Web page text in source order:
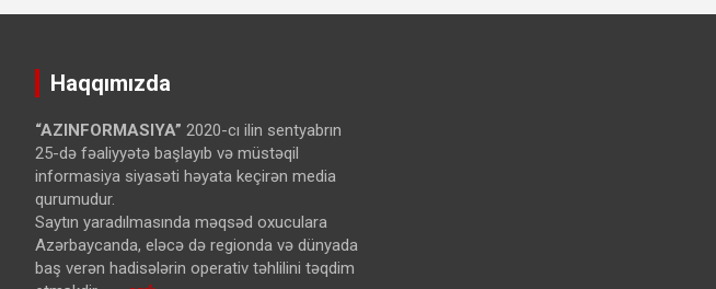
Haqqımızda
“AZINFORMASIYA” 2020-cı ilin sentyabrın
25-də fəaliyyətə başlayıb və müstəqil
informasiya siyasəti həyata keçirən media
qurumudur.
Saytın yaradılmasında məqsəd oxuculara
Azərbaycanda, eləcə də regionda və dünyada
baş verən hadisələrin operativ təhlilini təqdim